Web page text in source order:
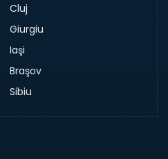
Cluj
Giurgiu
Iaşi
Braşov
Sibiu